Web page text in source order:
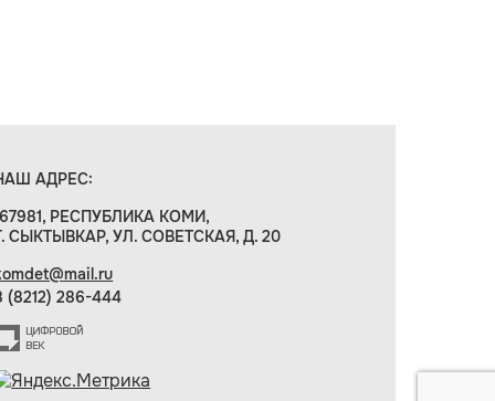
АДРЕС:
РЕСПУБЛИКА КОМИ,
СЫКТЫВКАР, УЛ. СОВЕТСКАЯ, Д. 20
(8212) 286-444